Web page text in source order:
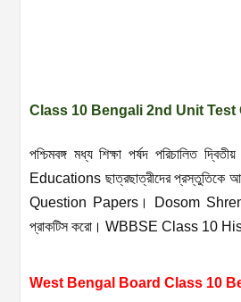
Class 10 Bengali 2nd Unit Test
পশ্চিমবঙ্গ মধ্য শিক্ষা পর্ষদ পরিচালিত
Educations ছাত্রছাত্রীদের
Question Papers। Dosom
প্রাকটিস করো। WBBSE Class 10
West Bengal Board Class 10